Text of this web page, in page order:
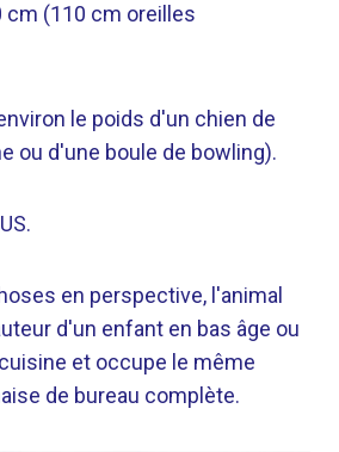
cm (110 cm oreilles
le poids d'un chien de
ou d'une boule de bowling).
en perspective, l'animal
d'un enfant en bas âge ou
et occupe le même
de bureau complète.